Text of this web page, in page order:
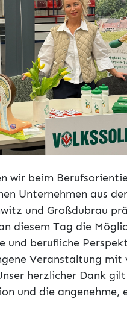
wir beim
Unternehmen aus
und Großdubrau
diesem Tag die
und berufliche
Veranstaltung
herzlicher Dank
und die angenehme,